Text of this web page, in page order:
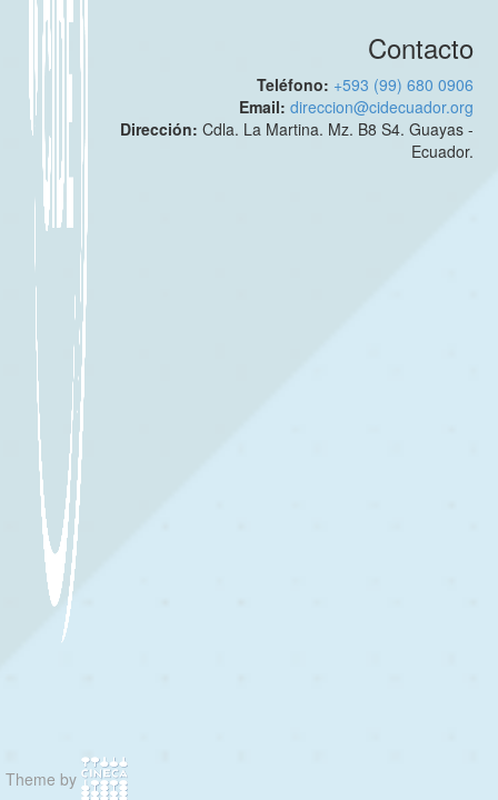
Contacto
Teléfono: +593 (99) 680 0906
Email:direccion@cidecuador.org
Dirección:Cdla. La Martina. Mz. B8 S4. Guayas -
Ecuador.
Theme by